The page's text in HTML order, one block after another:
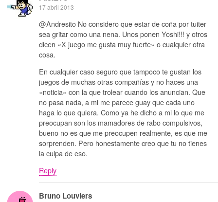
17 abril 2013
@Andresito No considero que estar de coña por tuiter
sea gritar como una nena. Unos ponen Yoshi!!! y otros
dicen «X juego me gusta muy fuerte» o cualquier otra
cosa.
En cualquier caso seguro que tampoco te gustan los
juegos de muchas otras compañías y no haces una
«noticia» con la que trolear cuando los anuncian. Que
no pasa nada, a mi me parece guay que cada uno
haga lo que quiera. Como ya he dicho a mi lo que me
preocupan son los mamadores de rabo compulsivos,
bueno no es que me preocupen realmente, es que me
sorprenden. Pero honestamente creo que tu no tienes
la culpa de eso.
Reply
Bruno Louviers